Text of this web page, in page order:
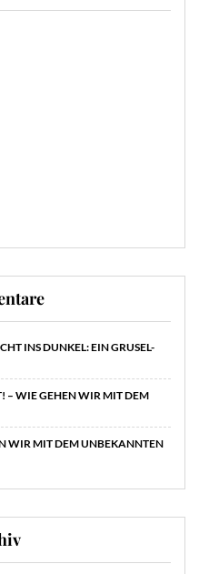
INS DUNKEL: EIN GRUSEL-
– WIE GEHEN WIR MIT DEM
WIR MIT DEM UNBEKANNTEN